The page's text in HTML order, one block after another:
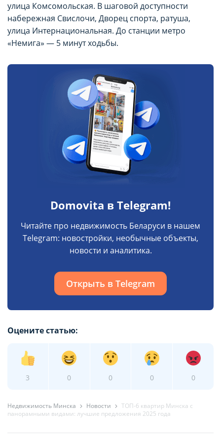
улица Комсомольская. В шаговой доступности
набережная Свислочи, Дворец спорта, ратуша,
улица Интернациональная. До станции метро
«Немига» — 5 минут ходьбы.
Domovita в Telegram!
Читайте про недвижимость Беларуси в нашем
Telegram: новостройки, необычные объекты,
новости и аналитика.
Открыть в Telegram
Оцените статью:
3 0 0 0 0
Недвижимость Минска Новости
ТОП-6 квартир Минска с
панорамными видами: лучшие предложения 2025 года